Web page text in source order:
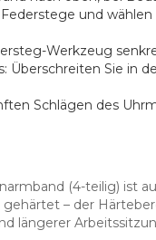
und
Werkzeug
Überschreiten Sie in
Schlägen des
(4-teilig) ist
– der
längerer